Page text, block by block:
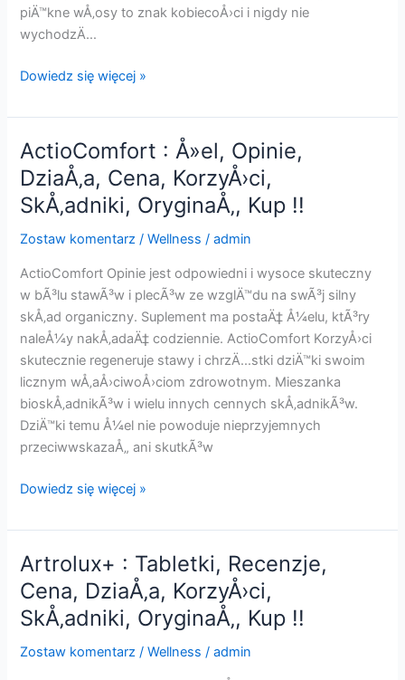
piÄ™kne wÅ‚osy to znak kobiecoÅ›ci i nigdy nie
wychodzÄ…
HairPerfecta
Spray,
Recenzje,
Cena,
SkÅ‚adniki,
KorzyÅ›ci,
OryginaÅ‚,
Kup
!!
Dowiedz się więcej »
ActioComfort : Å»el, Opinie,
DziaÅ‚a, Cena, KorzyÅ›ci,
SkÅ‚adniki, OryginaÅ‚, Kup !!
Zostaw komentarz /Wellness /admin
ActioComfort Opinie jest odpowiedni i wysoce skuteczny
w bÃ³lu stawÃ³w i plecÃ³w ze wzglÄ™du na swÃ³j silny
skÅ‚ad organiczny. Suplement ma postaÄ‡ Å¼elu, ktÃ³ry
naleÅ¼y nakÅ‚adaÄ‡ codziennie. ActioComfort KorzyÅ›ci
skutecznie regeneruje stawy i chrzÄ…stki dziÄ™ki swoim
licznym wÅ‚aÅ›ciwoÅ›ciom zdrowotnym. Mieszanka
bioskÅ‚adnikÃ³w i wielu innych cennych skÅ‚adnikÃ³w.
DziÄ™ki temu Å¼el nie powoduje nieprzyjemnych
przeciwwskazaÅ„ ani skutkÃ³w
ActioComfort
Å»el,
Opinie,
DziaÅ‚a,
Cena,
KorzyÅ›ci,
OryginaÅ‚,
Dowiedz się więcej »
Artrolux+ : Tabletki, Recenzje,
Cena, DziaÅ‚a, KorzyÅ›ci,
SkÅ‚adniki, OryginaÅ‚, Kup !!
Zostaw komentarz /Wellness /admin